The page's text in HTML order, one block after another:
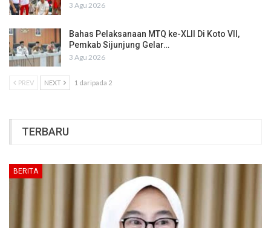
3 Agu 2026
Bahas Pelaksanaan MTQ ke-XLII Di Koto VII,
Pemkab Sijunjung Gelar…
3 Agu 2026
PREV NEXT 1 daripada 2
TERBARU
BERITA